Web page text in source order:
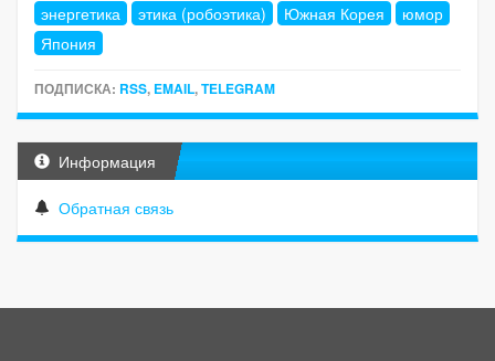
энергетика
этика (робоэтика) Южная Корея
юмор
Япония
ПОДПИСКА: RSS, EMAIL,TELEGRAM
Информация
Обратная связь